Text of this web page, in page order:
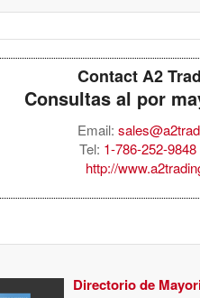
Contact A2
Consultas al por
Email:
Tel: 1-786-252-9848
http://
Directorio de